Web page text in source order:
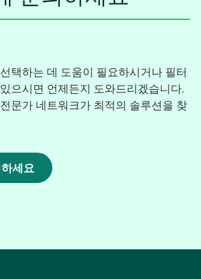
택하는 데 도움이 필요하시거나 필터
으시면 언제든지 도와드리겠습니다.
문가 네트워크가 최적의 솔루션을 찾
세요